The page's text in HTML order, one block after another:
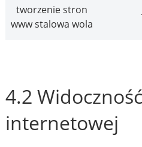
tworzenie stron
www stalowa wola
4.2
internetowej